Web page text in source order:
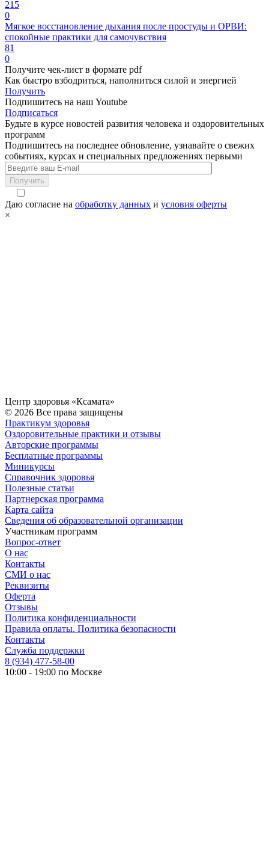
215
0
Мягкое восстановление дыхания после простуды и ОРВИ:
спокойные практики для самочувствия
81
0
Получите чек-лист в формате pdf
Как быстро взбодриться, наполниться силой и энергией
Получить
Подпишитесь на наш Youtube
Подписаться
Будьте в курсе новостей развития человека и оздоровительных
программ
Подпишитесь на последнее обновление, узнавайте о свежих
событиях, курсах и специальных предложениях первыми
Получить
Даю согласие на обработку данных и условия оферты
×
Центр здоровья «Ксамата»
© 2026 Все права защищены
Практикум здоровья
Оздоровительные практики и отзывы
Авторские программы
Бесплатные программы
Миникурсы
Справочник здоровья
Полезные статьи
Партнерская программа
Карта сайта
Сведения об образовательной организации
Участникам программ
Вопрос-ответ
О нас
Контакты
СМИ о нас
Реквизиты
Оферта
Отзывы
Политика конфиденциальности
Правила оплаты. Политика безопасности
Контакты
Служба поддержки
8 (934) 477-58-00
10:00 - 19:00 по Москве